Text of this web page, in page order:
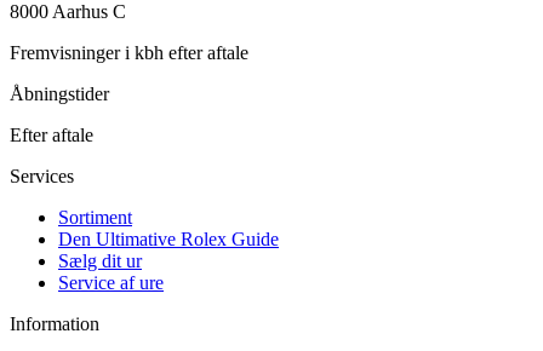
8000 Aarhus C
Fremvisninger i kbh efter aftale
Åbningstider
Efter aftale
Services
Sortiment
Den Ultimative Rolex Guide
Sælg dit ur
Service af ure
Information